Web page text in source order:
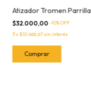
Atizador Tromen Parrilla
$32.000,00 -10% OFF
3x$10.666,67sin interés